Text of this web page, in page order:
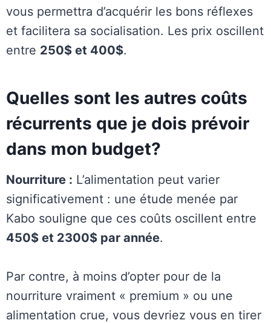
vous permettra d’acquérir les bons réflexes
et facilitera sa socialisation. Les prix oscillent
entre 250$ et 400$.
Quelles sont les autres coûts
récurrents que je dois prévoir
dans mon budget?
Nourriture : L’alimentation peut varier
significativement : une étude menée par
Kabo souligne que ces coûts oscillent entre
450$ et 2300$ par année.
Par contre, à moins d’opter pour de la
nourriture vraiment « premium » ou une
alimentation crue, vous devriez vous en tirer